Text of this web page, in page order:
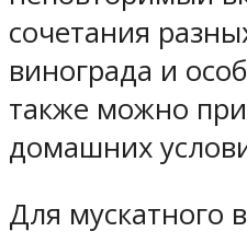
сочетания
винограда и
также можно
домашних
Для мускатного